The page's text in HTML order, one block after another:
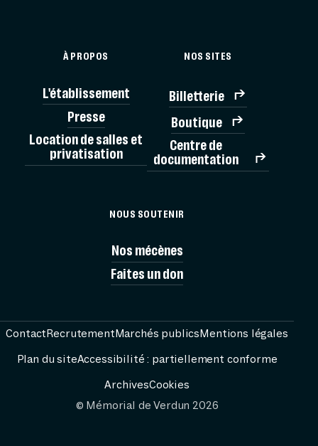
À PROPOS
L'établissement
Presse
Location de salles et
privatisation
NOS SITES
Billetterie
Boutique
Centre de
documentation
NOUS SOUTENIR
Nos mécènes
Faites un don
© Mémorial de Verdun 2026
ContactRecrutementMarchés publicsMentions légales
Plan du siteAccessibilité : partiellement conforme
ArchivesCookies